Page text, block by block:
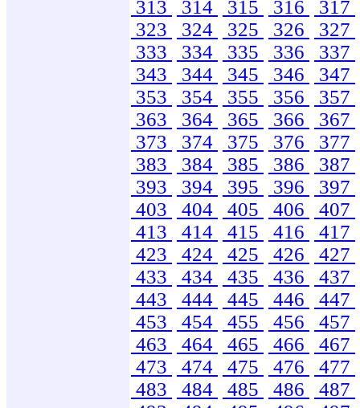
313
314 315 316
317
323
324 325 326
327
333
334 335 336
337
343
344 345 346
347
353
354 355 356
357
363
364 365 366
367
373
374 375 376
377
383
384 385 386
387
393
394 395 396
397
403
404 405 406
407
413
414 415 416
417
423
424 425 426
427
433
434 435 436
437
443
444 445 446
447
453
454 455 456
457
463
464 465 466
467
473
474 475 476
477
483
484 485 486
487